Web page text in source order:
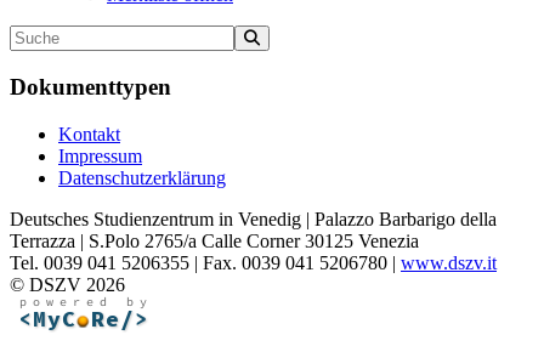
Dokumenttypen
Kontakt
Impressum
Datenschutzerklärung
Deutsches Studienzentrum in Venedig | Palazzo Barbarigo della
Terrazza | S.Polo 2765/a Calle Corner 30125 Venezia
Tel. 0039 041 5206355 | Fax. 0039 041 5206780 | www.dszv.it
© DSZV 2026